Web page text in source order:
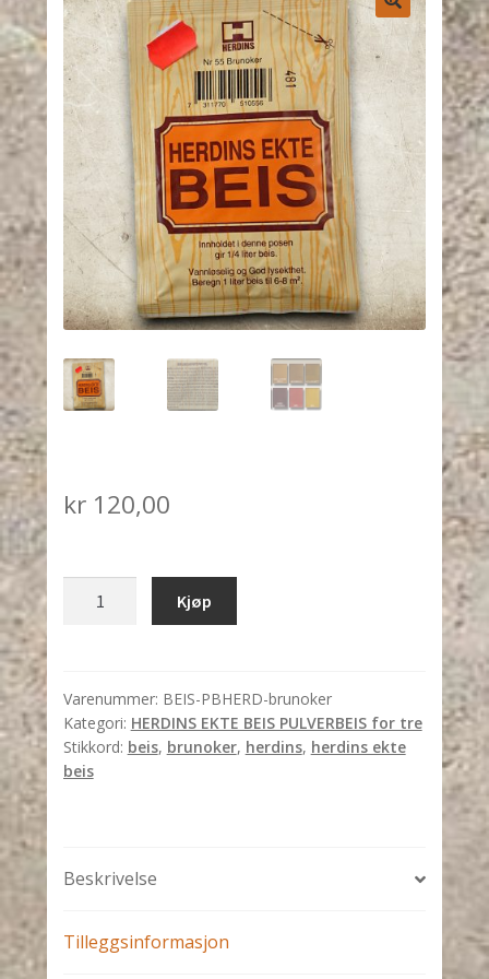
kr120,00
EKTE
BRUNOKER
antall
Kjøp
Varenummer: BEIS-PBHERD-brunoker
Kategori: HERDINS EKTE BEIS PULVERBEIS for tre
Stikkord: beis, brunoker, herdins, herdins ekte
beis
Beskrivelse
Tilleggsinformasjon